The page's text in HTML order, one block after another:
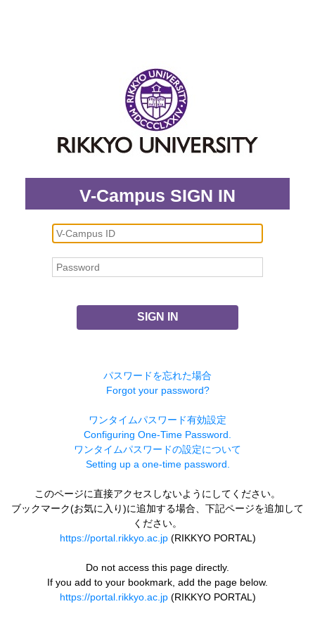
V-Campus SIGN IN
SIGN IN
パスワードを忘れた場合
Forgot your password?
ワンタイムパスワード有効設定
Configuring One-Time Password.
ワンタイムパスワードの設定について
Setting up a one-time password.
このページに直接アクセスしないようにしてください。
ブックマーク(お気に入り)に追加する場合、下記ページを追加して
ください。
https://portal.rikkyo.ac.jp(RIKKYO PORTAL)
Do not access this page directly.
If you add to your bookmark, add the page below.
https://portal.rikkyo.ac.jp(RIKKYO PORTAL)